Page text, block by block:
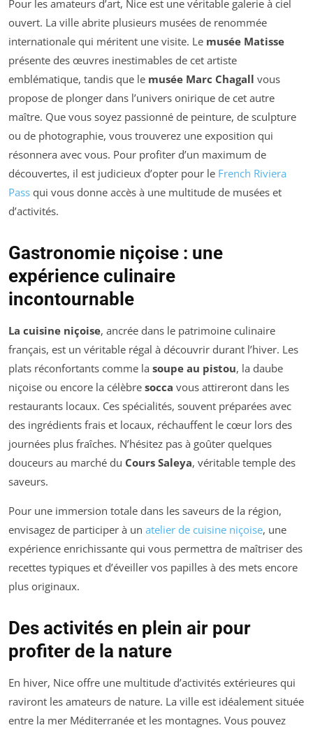
Pour les amateurs d’art, Nice est une véritable galerie à ciel
ouvert. La ville abrite plusieurs musées de renommée
internationale qui méritent une visite. Le musée Matisse
présente des œuvres inestimables de cet artiste
emblématique, tandis que le musée Marc Chagall vous
propose de plonger dans l’univers onirique de cet autre
maître. Que vous soyez passionné de peinture, de sculpture
ou de photographie, vous trouverez une exposition qui
résonnera avec vous. Pour profiter d’un maximum de
découvertes, il est judicieux d’opter pour le French Riviera
Pass qui vous donne accès à une multitude de musées et
d’activités.
Gastronomie niçoise : une
expérience culinaire
incontournable
La cuisine niçoise, ancrée dans le patrimoine culinaire
français, est un véritable régal à découvrir durant l’hiver. Les
plats réconfortants comme la soupe au pistou, la daube
niçoise ou encore la célèbre socca vous attireront dans les
restaurants locaux. Ces spécialités, souvent préparées avec
des ingrédients frais et locaux, réchauffent le cœur lors des
journées plus fraîches. N’hésitez pas à goûter quelques
douceurs au marché du Cours Saleya, véritable temple des
saveurs.
Pour une immersion totale dans les saveurs de la région,
envisagez de participer à un atelier de cuisine niçoise, une
expérience enrichissante qui vous permettra de maîtriser des
recettes typiques et d’éveiller vos papilles à des mets encore
plus originaux.
Des activités en plein air pour
profiter de la nature
En hiver, Nice offre une multitude d’activités extérieures qui
raviront les amateurs de nature. La ville est idéalement située
entre la mer Méditerranée et les montagnes. Vous pouvez